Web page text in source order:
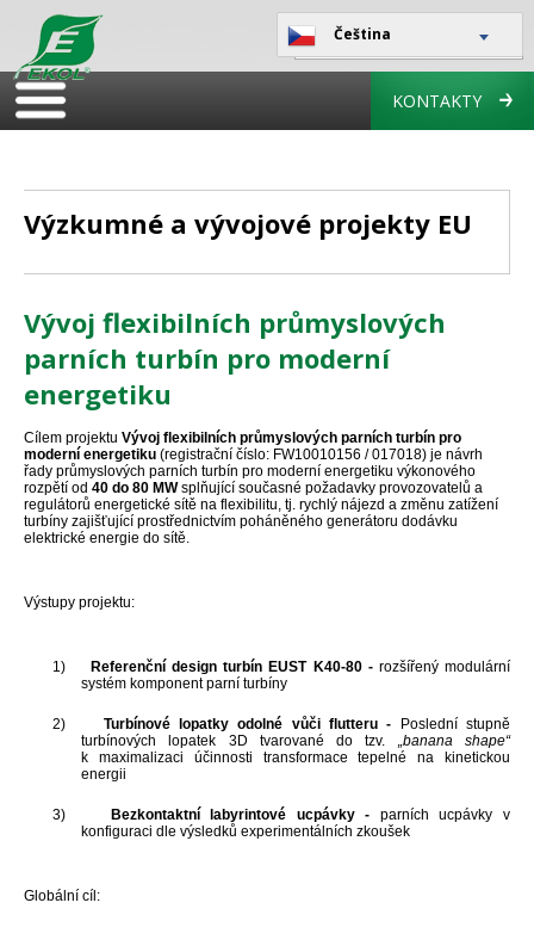
Čeština
KONTAKTY
Výzkumné a vývojové projekty EU
Vývoj flexibilních průmyslových
parních turbín pro moderní
energetiku
Cílem projektu Vývoj flexibilních průmyslových parních turbín pro
moderní energetiku (registrační číslo: FW10010156 / 017018) je návrh
řady průmyslových parních turbín pro moderní energetiku výkonového
rozpětí od 40 do 80 MWsplňující současné požadavky provozovatelů a
regulátorů energetické sítě na flexibilitu, tj. rychlý nájezd a změnu zatížení
turbíny zajišťující prostřednictvím poháněného generátoru dodávku
elektrické energie do sítě.
Výstupy projektu:
1) Referenční design turbín EUST K40-80 - rozšířený modulární
systém komponent parní turbíny
2) Turbínové lopatky odolné vůči flutteru - Poslední stupně
turbínových lopatek 3D tvarované do tzv. „banana shape“
k maximalizaci účinnosti transformace tepelné na kinetickou
energii
3) Bezkontaktní labyrintové ucpávky - parních ucpávky v
konfiguraci dle výsledků experimentálních zkoušek
Globální cíl: